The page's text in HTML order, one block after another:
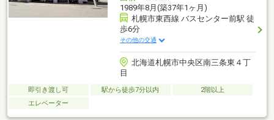
1989年8月(築37年1ヶ月)
札幌市東西線 バスセンター前駅 徒
歩6分
その他の交通
北海道札幌市中央区南三条東４丁
目
即引き渡し可 駅から徒歩7分以内
2階以上
エレベーター